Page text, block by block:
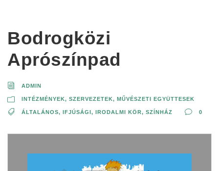
Bodrogközi
Aprószínpad
ADMIN
INTÉZMÉNYEK, SZERVEZETEK, MŰVÉSZETI EGYÜTTESEK
ÁLTALÁNOS, IFJÚSÁGI, IRODALMI KÖR, SZÍNHÁZ 0